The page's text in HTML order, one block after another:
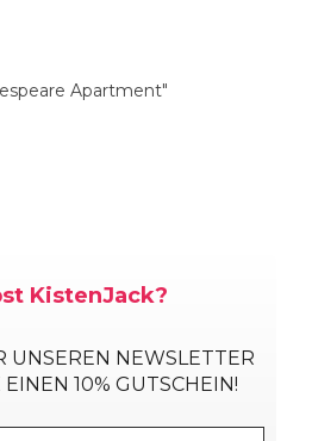
Apartment"
KistenJack?
UNSEREN NEWSLETTER
10% GUTSCHEIN!